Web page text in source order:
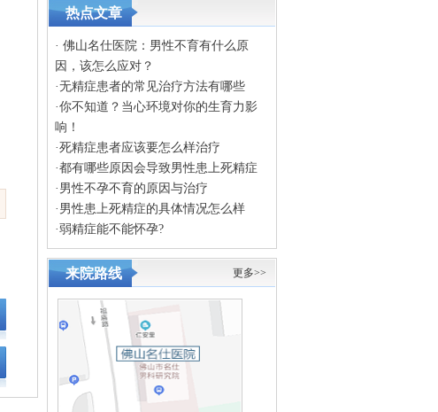
热点文章
· 佛山名仕医院：男性不育有什么原
因，该怎么应对？
·无精症患者的常见治疗方法有哪些
·你不知道？当心环境对你的生育力影
响！
·死精症患者应该要怎么样治疗
·都有哪些原因会导致男性患上死精症
· 男性不孕不育的原因与治疗
· 男性患上死精症的具体情况怎么样
·弱精症能不能怀孕?
来院路线 更多>>